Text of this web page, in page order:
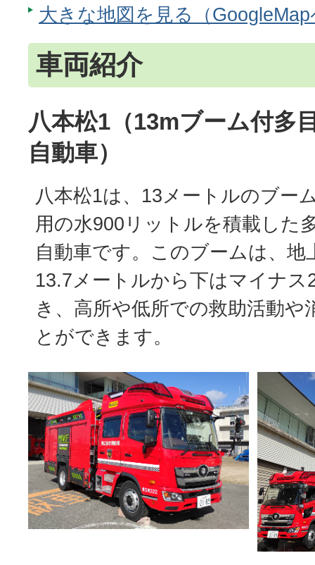
大きな地図を見る（
車両紹介
八本松1（13mブーム付多
自動車）
八本松1は、13メートルのブー
用の水900リットルを積載した
自動車です。このブームは、地
13.7メートルから下はマイナ
き、高所や低所での救助活動や
とができます。